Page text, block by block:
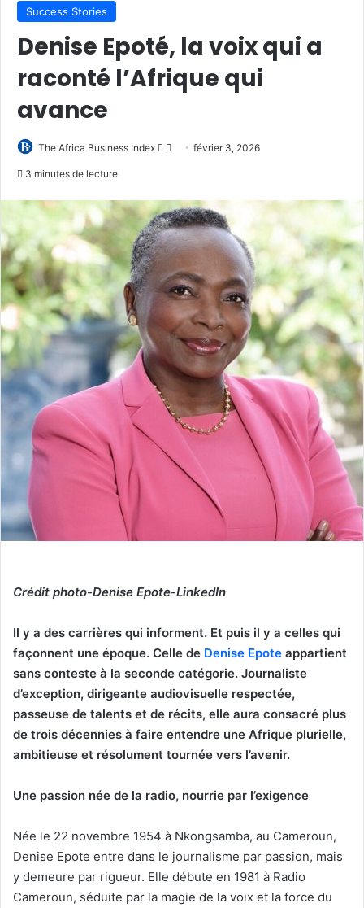
Success Stories
Denise Epoté, la voix qui a
raconté l’Afrique qui
avance
The Africa Business Index
Follow
Envoyerfévrier 3, 2026
3 minutes de lecture
Crédit photo-Denise Epote-LinkedIn
Il y a des carrières qui informent. Et puis il y a celles qui
façonnent une époque. Celle de Denise Epote appartient
sans conteste à la seconde catégorie. Journaliste
d’exception, dirigeante audiovisuelle respectée,
passeuse de talents et de récits, elle aura consacré plus
de trois décennies à faire entendre une Afrique plurielle,
ambitieuse et résolument tournée vers l’avenir.
Une passion née de la radio, nourrie par l’exigence
Née le 22 novembre 1954 à Nkongsamba, au Cameroun,
Denise Epote entre dans le journalisme par passion, mais
y demeure par rigueur. Elle débute en 1981 à Radio
Cameroun, séduite par la magie de la voix et la force du